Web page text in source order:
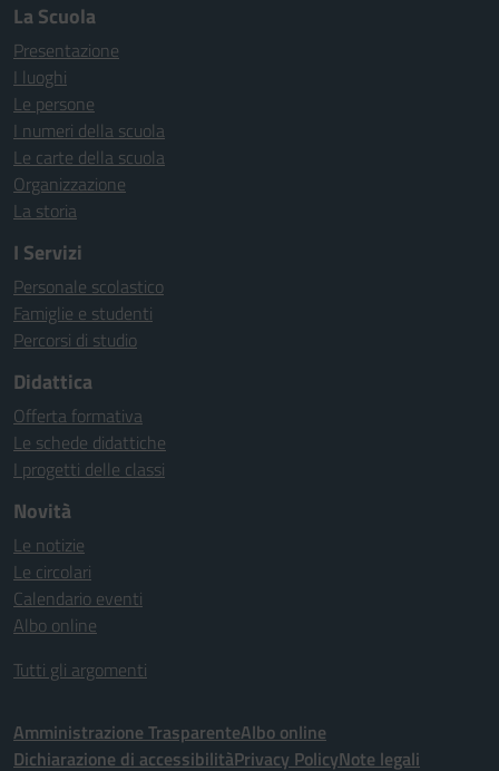
La Scuola
Presentazione
I luoghi
Le persone
I numeri della scuola
Le carte della scuola
Organizzazione
La storia
I Servizi
Personale scolastico
Famiglie e studenti
Percorsi di studio
Didattica
Offerta formativa
Le schede didattiche
I progetti delle classi
Novità
Le notizie
Le circolari
Calendario eventi
Albo online
Tutti gli argomenti
Amministrazione TrasparenteAlbo online
Dichiarazione di accessibilitàPrivacy PolicyNote legali